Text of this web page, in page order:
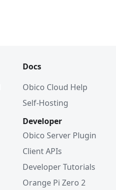
Docs
Obico Cloud Help
Self-Hosting
Developer
Obico Server Plugin
Client APIs
Developer Tutorials
Orange Pi Zero 2